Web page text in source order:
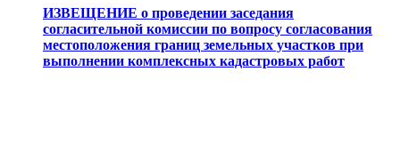
ИЗВЕЩЕНИЕ о проведении заседания
согласительной комиссии по вопросу согласования
местоположения границ земельных участков при
выполнении комплексных кадастровых работ